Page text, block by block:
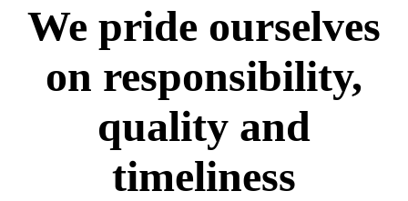
We pride ourselves
on responsibility,
quality and
timeliness